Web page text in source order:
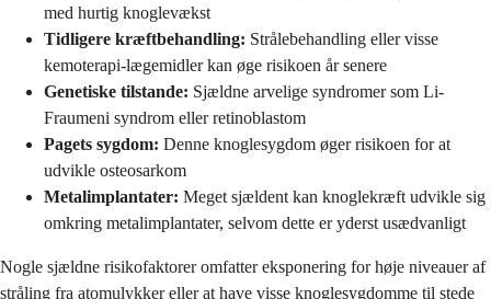
med hurtig knoglevækst
Tidligere kræftbehandling: Strålebehandling eller visse
kemoterapi-lægemidler kan øge risikoen år senere
Genetiske tilstande: Sjældne arvelige syndromer som Li-
Fraumeni syndrom eller retinoblastom
Pagets sygdom: Denne knoglesygdom øger risikoen for at
udvikle osteosarkom
Metalimplantater: Meget sjældent kan knoglekræft udvikle sig
omkring metalimplantater, selvom dette er yderst usædvanligt
Nogle sjældne risikofaktorer omfatter eksponering for høje niveauer af
stråling fra atomulykker eller at have visse knoglesygdomme til stede